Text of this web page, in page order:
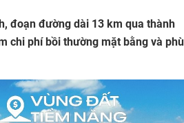
đoạn đường dài 13 km qua thành
chi phí bồi thường mặt bằng và phù